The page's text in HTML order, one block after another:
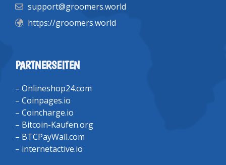
support@groomers.world
https://groomers.world
PARTNERSEITEN
– Onlineshop24.com
– Coinpages.io
– Coincharge.io
– Bitcoin-Kaufen.org
– BTCPayWall.com
– internetactive.io